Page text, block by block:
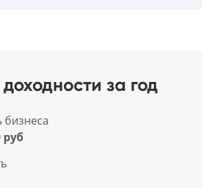
за год
бизнеса
руб